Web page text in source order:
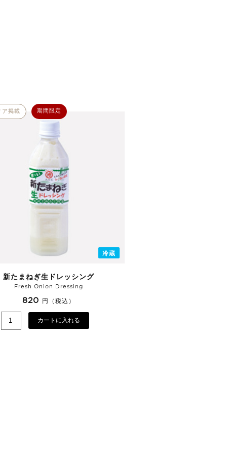
冷蔵
ア掲載 期間限定
新たまねぎ生ドレッシング
Fresh Onion Dressing
820 円（税込）
カートに入れる